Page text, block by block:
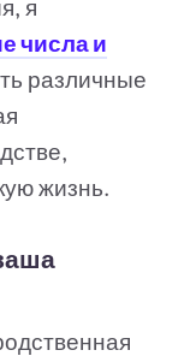
я
числа и
различные
жизнь.